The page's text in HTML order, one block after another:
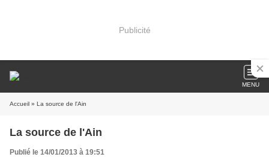
Publicité
MENU
Accueil » La source de l'Ain
La source de l'Ain
Publié le 14/01/2013 à 19:51